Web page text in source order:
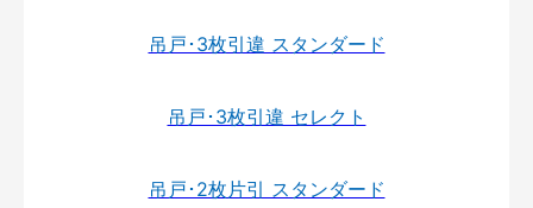
吊戸･3枚引違 スタンダード
吊戸･3枚引違 セレクト
吊戸･2枚片引 スタンダード